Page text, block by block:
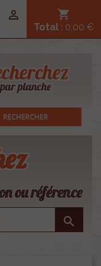
shopping_cart
Total : 0,00 €

ou référence
